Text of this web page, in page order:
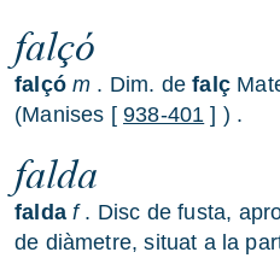
falçó
falçó m . Dim. defalç
(Manises [ 938-401 ] ) .
falda
falda f. Disc de fusta,
de diàmetre, situat a la